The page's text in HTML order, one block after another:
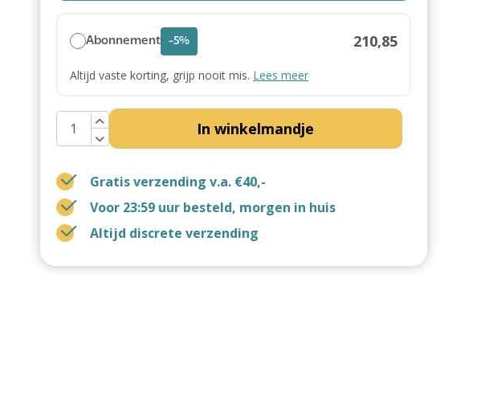
Abonnement -5% 210,85
Altijd vaste korting, grijp nooit mis. Lees meer
In winkelmandje
Gratis verzending v.a. €40,-
Voor 23:59 uur besteld, morgen in huis
Altijd discrete verzending